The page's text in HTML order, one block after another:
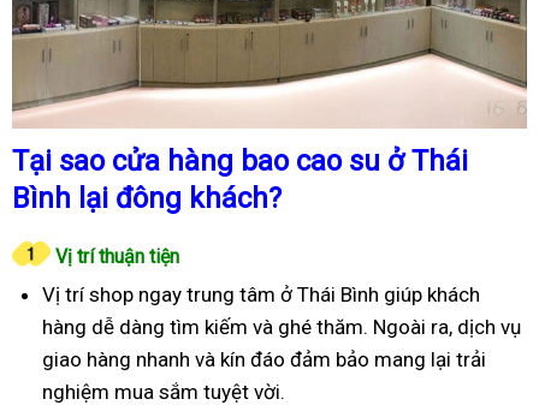
Tại sao cửa hàng bao cao su ở Thái
Bình lại đông khách?
Vị trí thuận tiện
Vị trí shop ngay trung tâm ở Thái Bình giúp khách
hàng dễ dàng tìm kiếm và ghé thăm. Ngoài ra, dịch vụ
giao hàng nhanh và kín đáo đảm bảo mang lại trải
nghiệm mua sắm tuyệt vời.